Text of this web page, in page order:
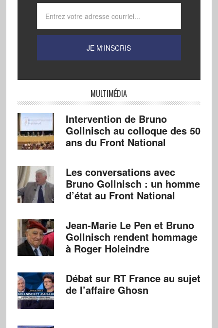
MULTIMÉDIA
Intervention de Bruno
Gollnisch au colloque des 50
ans du Front National
Les conversations avec
Bruno Gollnisch : un homme
d’état au Front National
Jean-Marie Le Pen et Bruno
Gollnisch rendent hommage
à Roger Holeindre
Débat sur RT France au sujet
de l’affaire Ghosn